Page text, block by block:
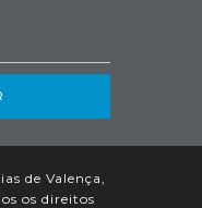
de Valença,
os direitos